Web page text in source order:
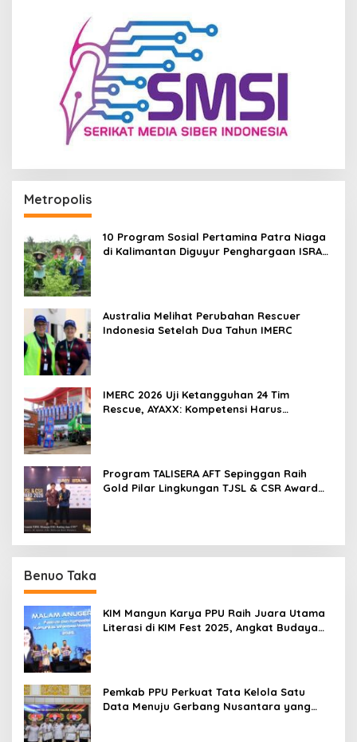
Metropolis
10 Program Sosial Pertamina Patra Niaga
di Kalimantan Diguyur Penghargaan ISRA
Australia Melihat Perubahan Rescuer
Indonesia Setelah Dua Tahun IMERC
IMERC 2026 Uji Ketangguhan 24 Tim
Rescue, AYAXX: Kompetensi Harus
Program TALISERA AFT Sepinggan Raih
Gold Pilar Lingkungan TJSL & CSR Award
Benuo Taka
KIM Mangun Karya PPU Raih Juara Utama
Literasi di KIM Fest 2025, Angkat Budaya
Pemkab PPU Perkuat Tata Kelola Satu
Data Menuju Gerbang Nusantara yang